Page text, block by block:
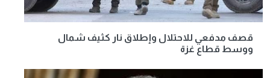
قصف مدفعي للاحتلال وإطلاق نار كثيف شمال
ووسط قطاع غزة